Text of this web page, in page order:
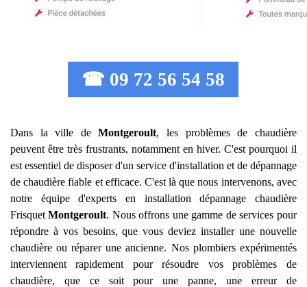
☎ 09 72 56 54 58
Dans la ville deMontgeroult, les problèmes de chaudière
peuvent être très frustrants, notamment en hiver. C'est pourquoi il
est essentiel de disposer d'un service d'installation et de dépannage
de chaudière fiable et efficace. C'est là que nous intervenons, avec
notre équipe d'experts en installation dépannage chaudière
FrisquetMontgeroult. Nous offrons une gamme de services pour
répondre à vos besoins, que vous deviez installer une nouvelle
chaudière ou réparer une ancienne. Nos plombiers expérimentés
interviennent rapidement pour résoudre vos problèmes de
chaudière, que ce soit pour une panne, une erreur de